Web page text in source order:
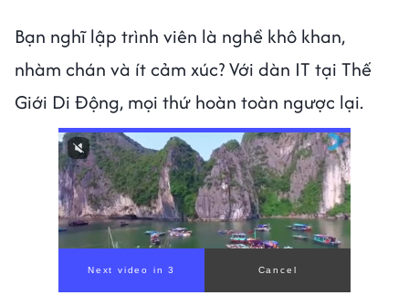
Bạn nghĩ lập trình viên là nghề khô khan,
nhàm chán và ít cảm xúc? Với dàn IT tại Thế
Giới Di Động, mọi thứ hoàn toàn ngược lại.
00:00/ 00:59